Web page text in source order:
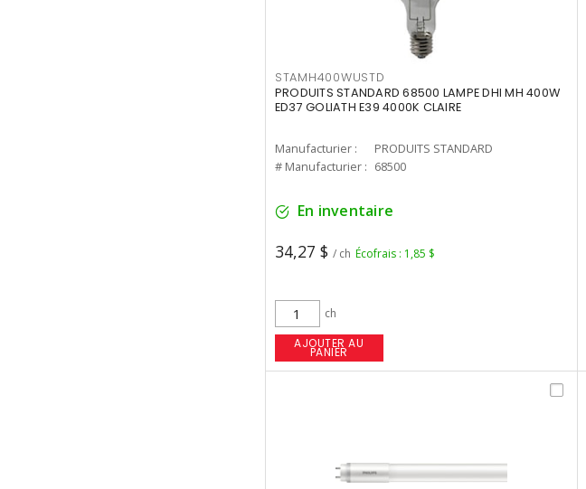
STAMH400WUSTD
PRODUITS STANDARD 68500 LAMPE DHI MH 400W
ED37 GOLIATH E39 4000K CLAIRE
Manufacturier :
PRODUITS STANDARD
# Manufacturier : 68500
En inventaire
34,27 $ / ch Écofrais : 1,85 $
ch
AJOUTER AU
PANIER